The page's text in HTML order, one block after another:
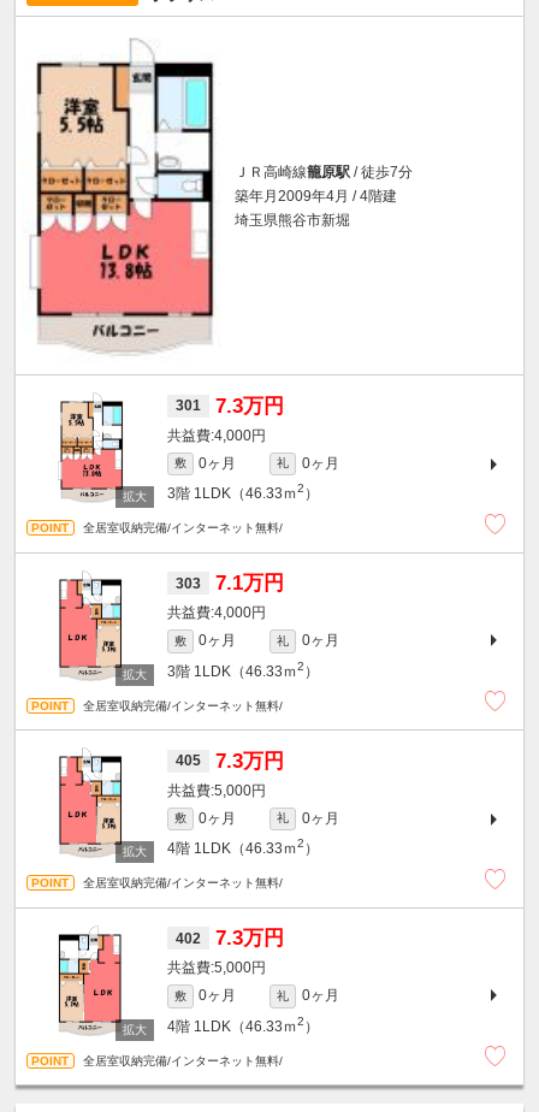
ＪＲ高崎線籠原駅 / 徒歩7分
築年月2009年4月 / 4階建
埼玉県熊谷市新堀
301 7.3万円
4,000円
敷 0ヶ月 礼
0ヶ月
3階 1LDK（46.33ｍ2 ）
全居室収納完備/インターネット無料/
303 7.1万円
4,000円
敷 0ヶ月 礼
0ヶ月
3階 1LDK（46.33ｍ2 ）
全居室収納完備/インターネット無料/
405 7.3万円
5,000円
敷 0ヶ月 礼
0ヶ月
4階 1LDK（46.33ｍ2 ）
全居室収納完備/インターネット無料/
402 7.3万円
5,000円
敷 0ヶ月 礼
0ヶ月
4階 1LDK（46.33ｍ2 ）
全居室収納完備/インターネット無料/